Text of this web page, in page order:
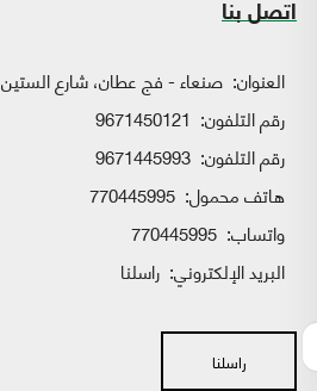
اتصل بنا
العنوان: صنعاء - فج عطان، شارع الستين
رقم التلفون: 9671450121
رقم التلفون: 9671445993
هاتف محمول: 770445995
واتساب:
البريد الإلكتروني: راسلنا
راسلنا